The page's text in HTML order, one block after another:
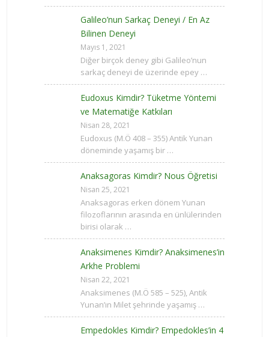
Galileo’nun Sarkaç Deneyi / En Az
Bilinen Deneyi
Mayıs 1, 2021
Diğer birçok deney gibi Galileo’nun
sarkaç deneyi de üzerinde epey …
Eudoxus Kimdir? Tüketme Yöntemi
ve Matematiğe Katkıları
Nisan 28, 2021
Eudoxus (M.Ö 408 – 355) Antik Yunan
döneminde yaşamış bir …
Anaksagoras Kimdir? Nous Öğretisi
Nisan 25, 2021
Anaksagoras erken dönem Yunan
filozoflarının arasında en ünlülerinden
birisi olarak …
Anaksimenes Kimdir? Anaksimenes’in
Arkhe Problemi
Nisan 22, 2021
Anaksimenes (M.Ö 585 – 525), Antik
Yunan’ın Milet şehrinde yaşamış …
Empedokles Kimdir? Empedokles’in 4